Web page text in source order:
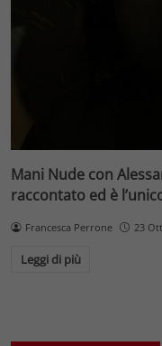
Mani Nude con
raccontato ed è
Francesca Perrone 23
Leggi di più